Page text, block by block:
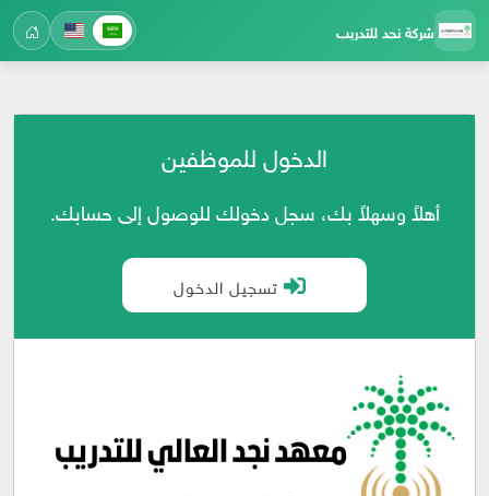
شركة نجد للتدريب
الدخول للموظفين
أهلاً وسهلاً بك، سجل دخولك للوصول إلى حسابك.
تسجيل الدخول